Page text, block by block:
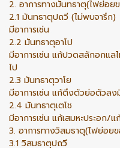
2. อาการทางมันทธาตุ(ไฟย่อย
2.1 มันทธาตุปถวี (ไม่พบจารึก)
มีอาการเช่น
2.2 มันทธาตุอาโป
มีอาการเช่น แก้ปวดสลักอกแล
ไป
2.3 มันทธาตุวาโย
มีอาการเช่น แก้ตึงตัวย่อตัวล
2.4 มันทธาตุเตโช
มีอาการเช่น แก้เสมหะประอก/
3. อาการทางวิสมธาตุ(ไฟย่อย
3.1 วิสมธาตุปถวี